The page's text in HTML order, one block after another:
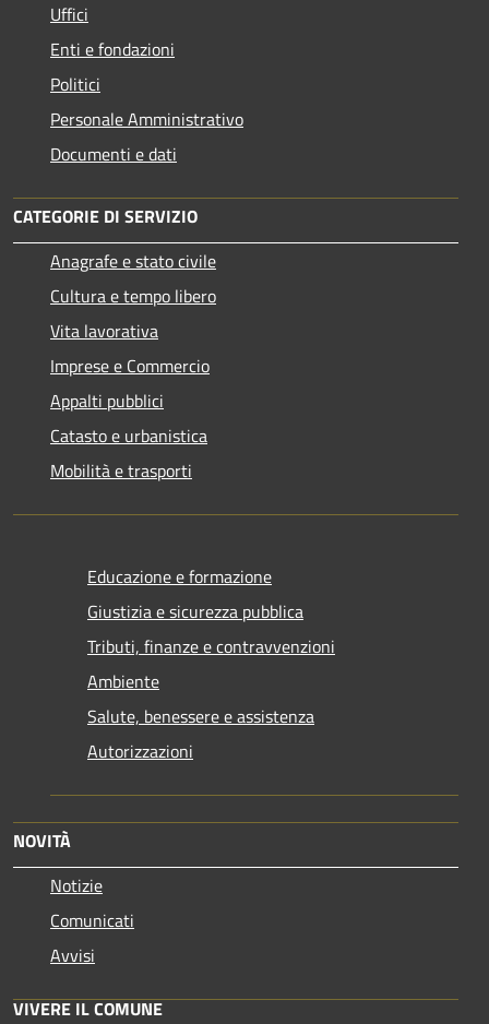
Uffici
Enti e fondazioni
Politici
Personale Amministrativo
Documenti e dati
CATEGORIE DI SERVIZIO
Anagrafe e stato civile
Cultura e tempo libero
Vita lavorativa
Imprese e Commercio
Appalti pubblici
Catasto e urbanistica
Mobilità e trasporti
Educazione e formazione
Giustizia e sicurezza pubblica
Tributi, finanze e contravvenzioni
Ambiente
Salute, benessere e assistenza
Autorizzazioni
NOVITÀ
Notizie
Comunicati
Avvisi
VIVERE IL COMUNE